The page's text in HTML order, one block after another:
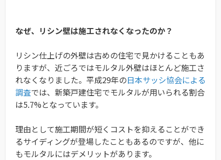
なぜ、リシン壁は施工されなくなったのか？
リシン仕上げの外壁は古めの住宅で見かけることもあ
りますが、近ごろではモルタル外壁はほとんど施工さ
れなくなりました。平成29年の日本サッシ協会による
調査では、新築戸建住宅でモルタルが用いられる割合
は5.7%となっています。
理由として施工期間が短くコストを抑えることができ
るサイディングが登場したこともあるのですが、他に
もモルタルにはデメリットがあります。